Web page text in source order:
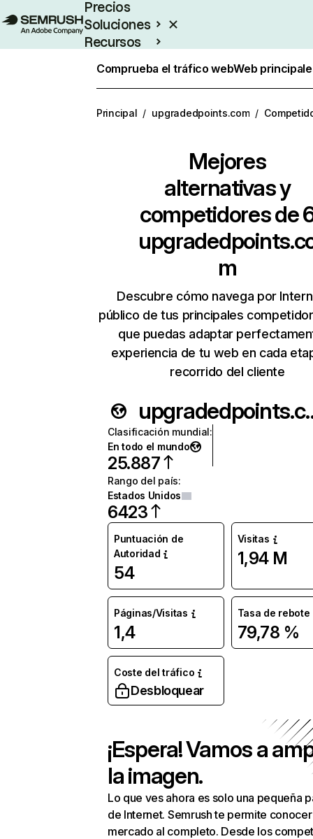
Precios
Soluciones
Recursos
Comprueba el tráfico webWeb
Principal / upgradedpoints.com /
Mejores
alternativas y
competidores de
m
Descubre cómo navega por
público de tus principales
que puedas adaptar
experiencia de tu web en cada
recorrido del cliente
Clasificación mundial:
En todo el mundo
25.887
Rango del país:
Estados Unidos
6423
Puntuación de
Autoridad
54
Visitas
1,94 M
Páginas/Visitas
1,4
Tasa de rebote
79,78 %
Coste del tráfico
Desbloquear
¡Espera! Vamos a
la imagen.
Lo que ves ahora es solo una pequeña
de Internet. Semrush te permite
mercado al completo. Desde los